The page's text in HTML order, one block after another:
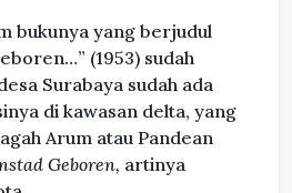
bukunya yang berjudul
(1953) sudah
Surabaya sudah ada
di kawasan delta, yang
Arum atau Pandean
Geboren, artinya